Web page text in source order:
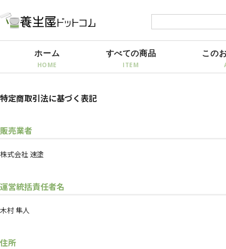
ホーム すべての商品 この
特定商取引法に基づく表記
販売業者
株式会社 速塗
運営統括責任者名
木村 隼人
住所